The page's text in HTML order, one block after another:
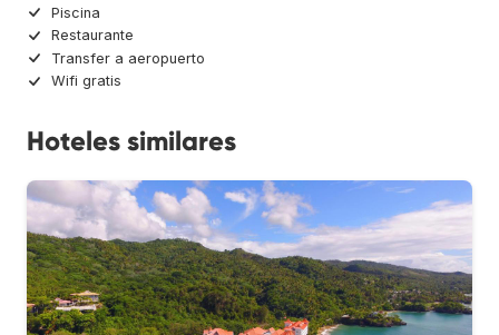
Piscina
Restaurante
Transfer a aeropuerto
Wifi gratis
Hoteles similares